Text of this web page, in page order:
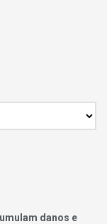
danos e